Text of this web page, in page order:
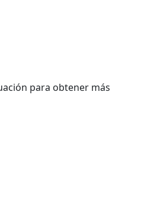
para obtener más